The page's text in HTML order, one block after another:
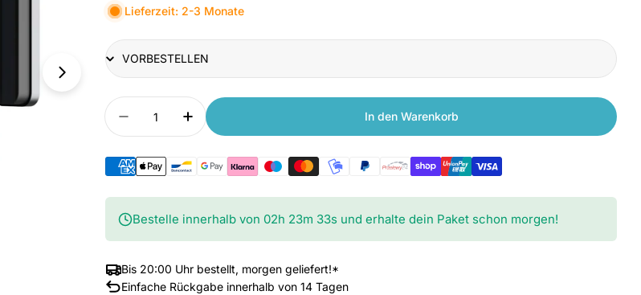
Lieferzeit: 2-3 Monate
Title
Anzahl
Menge verringern für Xiaomi 50W Wireless Car Charger
Anzahl erhöhen für Xiaomi 50W Wireless Car Charger
In den Warenkorb
Bestelle innerhalb von 02h 23m 32s und erhalte dein Paket schon morgen!
Bis 20:00 Uhr bestellt, morgen geliefert!*
Einfache Rückgabe innerhalb von 14 Tagen